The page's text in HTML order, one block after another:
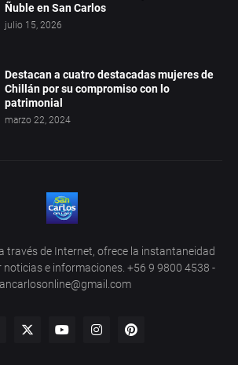
Ñuble en San Carlos
julio 15, 2026
Destacan a cuatro destacadas mujeres de
Chillán por su compromiso con lo
patrimonial
marzo 22, 2024
través de Internet, ofrece la instantaneidad
noticias e informaciones. +56 9 9800 4538 -